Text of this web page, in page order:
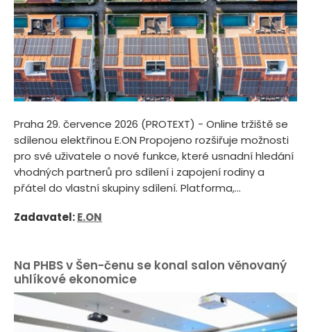
Praha 29. července 2026 (PROTEXT) - Online tržiště se
sdílenou elektřinou E.ON Propojeno rozšiřuje možnosti
pro své uživatele o nové funkce, které usnadní hledání
vhodných partnerů pro sdílení i zapojení rodiny a
přátel do vlastní skupiny sdílení. Platforma,...
Zadavatel:E.ON
Na PHBS v Šen-čenu se konal salon věnovaný
uhlíkové ekonomice